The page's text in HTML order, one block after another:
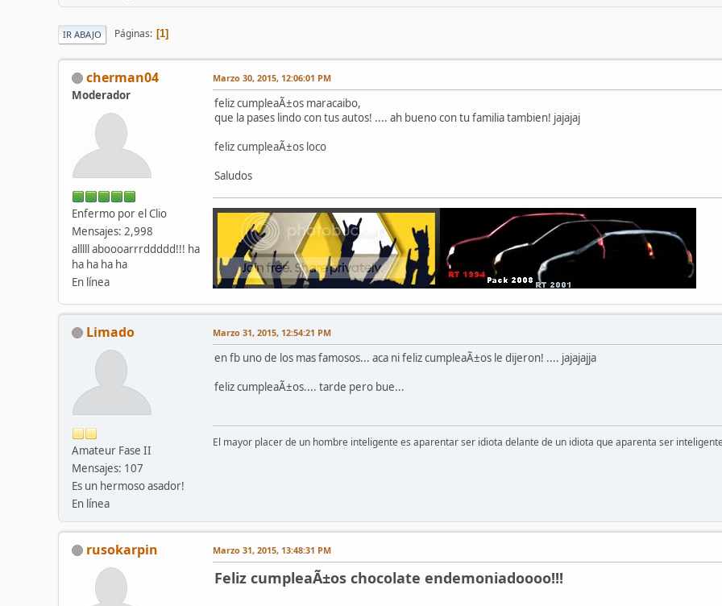
IR ABAJO Páginas 1
cherman04
Moderador
Enfermo por el Clio
Mensajes: 2,998
alllll aboooarrrddddd!!! ha
ha ha ha ha
En línea
Marzo 30, 2015, 12:06:01 PM
feliz cumpleaÃ±os maracaibo,
que la pases lindo con tus autos! .... ah bueno con tu familia tambien! jajajaj
feliz cumpleaÃ±os loco
Saludos
Limado
Amateur Fase II
Mensajes: 107
Es un hermoso asador!
En línea
Marzo 31, 2015, 12:54:21 PM
en fb uno de los mas famosos... aca ni feliz cumpleaÃ±os le dijeron! .... jajajajja
feliz cumpleaÃ±os.... tarde pero bue...
El mayor placer de un hombre inteligente es aparentar ser idiota delante de un idiota que aparenta ser
rusokarpin Marzo 31, 2015, 13:48:31 PM
Feliz cumpleaÃ±os chocolate endemoniadoooo!!!